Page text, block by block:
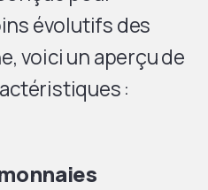
évolutifs des
voici un aperçu de
: